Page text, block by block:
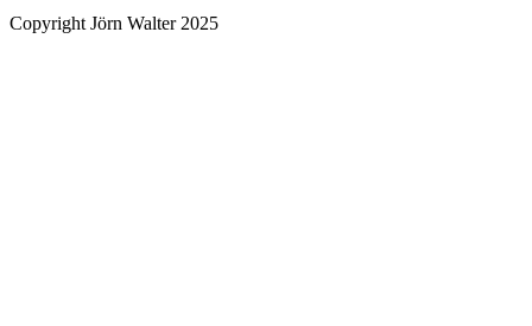
Copyright Jörn Walter 2025